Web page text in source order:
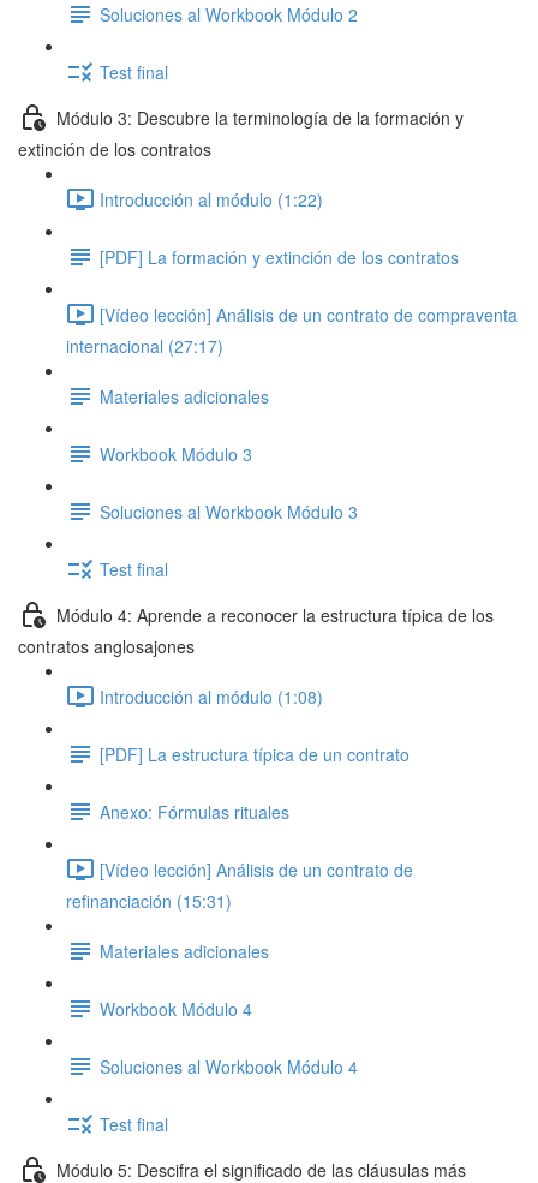
Soluciones al Workbook Módulo 2
Test final
Módulo 3: Descubre la terminología de la formación y
extinción de los contratos
Introducción al módulo (1:22)
[PDF] La formación y extinción de los contratos
[Vídeo lección] Análisis de un contrato de compraventa
internacional (27:17)
Materiales adicionales
Workbook Módulo 3
Soluciones al Workbook Módulo 3
Test final
Módulo 4: Aprende a reconocer la estructura típica de los
contratos anglosajones
Introducción al módulo (1:08)
[PDF] La estructura típica de un contrato
Anexo: Fórmulas rituales
[Vídeo lección] Análisis de un contrato de
refinanciación (15:31)
Materiales adicionales
Workbook Módulo 4
Soluciones al Workbook Módulo 4
Test final
Módulo 5: Descifra el significado de las cláusulas más